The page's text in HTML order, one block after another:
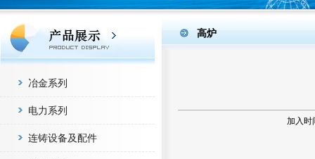
冶金系列
电力系列
连铸设备及配件
高炉
加入